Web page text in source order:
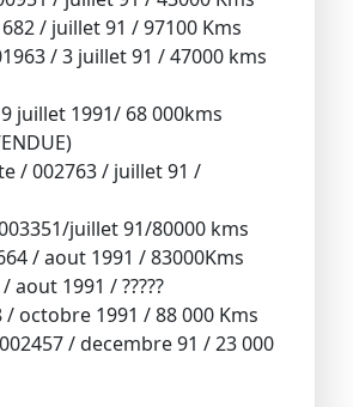
/ juillet 91 / 97100 Kms
/ 3 juillet 91 / 47000 kms
9 juillet 1991/ 68 000kms
/ 002763 / juillet 91 /
juillet 91/80000 kms
/ aout 1991 / 83000Kms
/ aout 1991 / ?????
/ octobre 1991 / 88 000 Kms
/ decembre 91 / 23 000